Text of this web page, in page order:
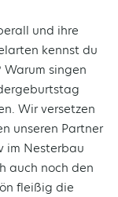
und ihre
kennst du
singen
Wir versetzen
unseren Partner
im Nesterbau
auch noch den
fleißig die